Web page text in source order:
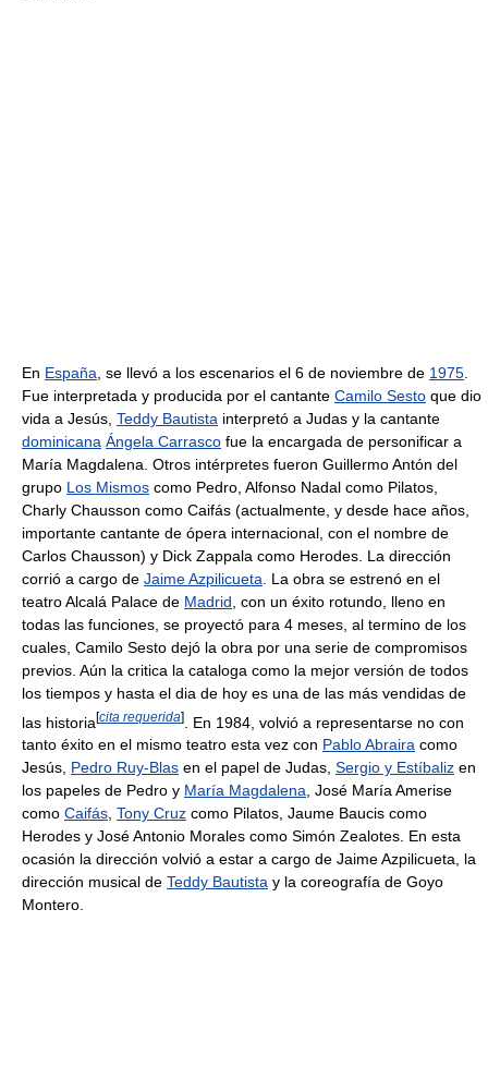
En España , se llevó a los escenarios el 6 de noviembre de 1975
Fue interpretada y producida por el cantante Camilo Sesto que dio
vida a Jesús, Teddy Bautista interpretó a Judas y la cantante
dominicana Ángela Carrasco fue la encargada de personificar a
María Magdalena. Otros intérpretes fueron Guillermo Antón del
grupo Los Mismos como Pedro, Alfonso Nadal como Pilatos,
Charly Chausson como Caifás (actualmente, y desde hace años,
importante cantante de ópera internacional, con el nombre de
Carlos Chausson) y Dick Zappala como Herodes. La dirección
corrió a cargo de Jaime Azpilicueta . La obra se estrenó en el
teatro Alcalá Palace de Madrid , con un éxito rotundo, lleno en
todas las funciones, se proyectó para 4 meses, al termino de los
cuales, Camilo Sesto dejó la obra por una serie de compromisos
previos. Aún la critica la cataloga como la mejor versión de todos
los tiempos y hasta el dia de hoy es una de las más vendidas de
las historia[cita requerida]
. En 1984, volvió a representarse no con
tanto éxito en el mismo teatro esta vez con Pablo Abraira como
Jesús, Pedro Ruy-Blas en el papel de Judas, Sergio y Estíbaliz en
los papeles de Pedro y María Magdalena, José María Amerise
como Caifás, Tony Cruz como Pilatos, Jaume Baucis como
Herodes y José Antonio Morales como Simón Zealotes. En esta
ocasión la dirección volvió a estar a cargo de Jaime Azpilicueta, la
dirección musical de Teddy Bautista y la coreografía de Goyo
Montero.